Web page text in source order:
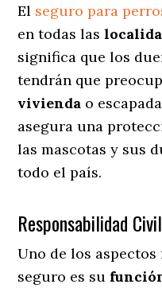
El seguro para
en todas las
significa que los
tendrán que
vivienda o
asegura una
las mascotas y sus
todo el país.
Responsabilidad
Uno de los
seguro es su